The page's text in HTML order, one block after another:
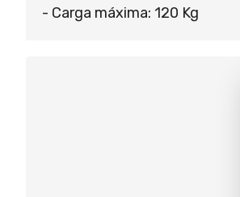
- Carga máxima: 120 Kg